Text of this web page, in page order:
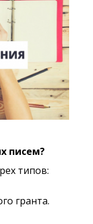
писем?
типов:
гранта.